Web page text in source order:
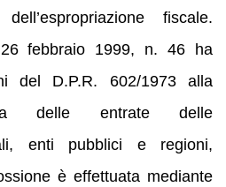
fiscale.
febbraio 1999, n. 46 ha
del D.P.R. 602/1973 alla
delle entrate delle
enti pubblici e regioni,
è effettuata mediante